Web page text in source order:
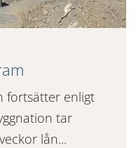
fortsätter enligt
tar
lån...